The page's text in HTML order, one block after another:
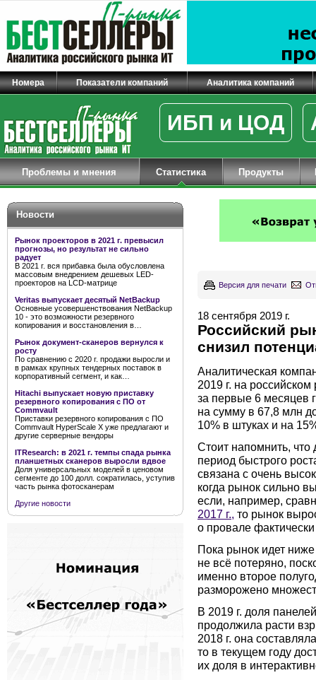
Номера Показатели компаний Аналитика компаний
ИБП и ЦОД
Проблемы и мнения Статистика Продукты
Новости
Рынок проекторов в 2021 г. превысил
прогнозы, но результат не сильно
радует
В 2021 г. вся прибавка была обусловлена
массовым внедрением дешевых LED-
проекторов на LCD-матрице
Veritas выпускает десятый NetBackup
Основные усовершенствования NetBackup
10 - это возможности резервного
копирования и восстановления в…
Рынок документ-сканеров вернулся к
росту
По сравнению с 2020 г. продажи выросли и
в рамках крупных тендерных поставок в
корпоративный сегмент, и как…
Hitachi выпускает новую приставку
резервного копирования с ПО от
Commvault
Приставки резервного копирования с ПО
Commvault HyperScale X уже предлагают и
другие серверные вендоры
ITResearch: в 2021 г. темпы спада рынка
планшетных сканеров выросли вдвое
Доля универсальных моделей в ценовом
сегменте до 100 долл. сократилась, уступив
часть рынка фотосканерам
Другие новости
Версия для печати
18 сентября 2019 г.
Российский
снизил
Аналитическая
2019 г. на
за первые 6 месяцев
на сумму в 67,8 млн
10% в штуках и на
Стоит напомнить,
период быстрого
связана с очень
когда рынок сильно
если, например,
2017 г., то рынок
о провале
Пока рынок идет
не всё потеряно,
именно второе
разморожено
В 2019 г. доля
продолжила расти
2018 г. она
то в текущем году
их доля в